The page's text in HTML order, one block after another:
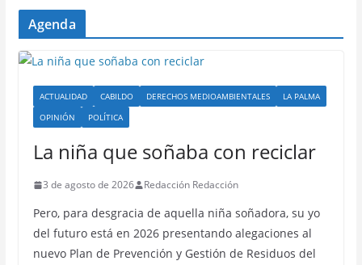
Agenda
ACTUALIDAD CABILDO DERECHOS MEDIOAMBIENTALES
LA PALMA
OPINIÓN
POLÍTICA
La niña que soñaba con reciclar
3 de agosto de 2026 Redacción Redacción
Pero, para desgracia de aquella niña soñadora, su yo
del futuro está en 2026 presentando alegaciones al
nuevo Plan de Prevención y Gestión de Residuos del